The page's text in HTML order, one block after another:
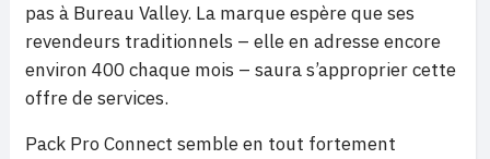
pas à Bureau Valley. La marque espère que ses
revendeurs traditionnels – elle en adresse encore
environ 400 chaque mois – saura s’approprier cette
offre de services.
Pack Pro Connect semble en tout fortement